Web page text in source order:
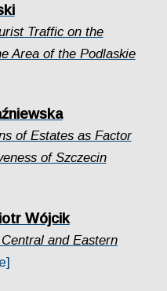
Traffic on the
Area of the Podlaskie
of Estates as Factor
of Szczecin
Wójcik
and Eastern